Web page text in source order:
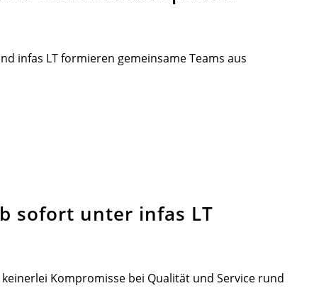
infas LT formieren gemeinsame Teams aus
sofort unter infas LT
Kompromisse bei Qualität und Service rund